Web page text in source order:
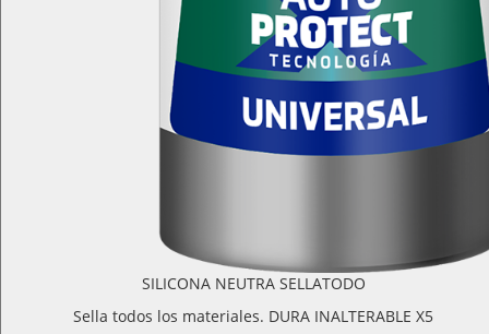
SILICONA NEUTRA SELLATODO
Sella todos los materiales. DURA INALTERABLE X5